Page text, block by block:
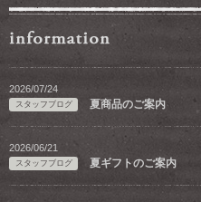
2026/07/24
スタッフブログ 夏商品のご案内
2026/06/21
スタッフブログ 夏ギフトのご案内